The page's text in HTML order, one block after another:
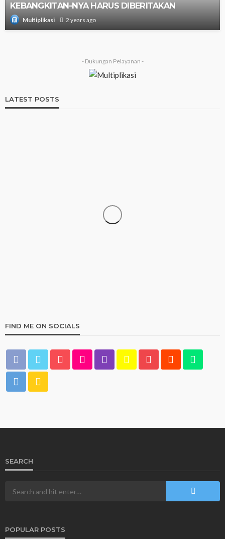
KEBANGKITAN-NYA HARUS DIBERITAKAN
Multiplikasi 2 years ago
- Dukungan Pelayanan -
LATEST POSTS
UNCATEGORIZED
Vodka онлайн казино – безопасность и
FIND ME ON SOCIALS
SEARCH
POPULAR POSTS